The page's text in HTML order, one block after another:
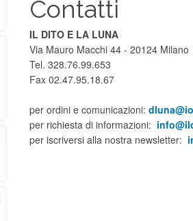
Contatti
IL DITO E LA LUNA
Via Mauro Macchi 44 - 20124 Milano
Tel. 328.76.99.653
Fax 02.47.95.18.67
per ordini e comunicazioni:
per richiesta di informazioni:
per iscriversi alla nostra newsletter: